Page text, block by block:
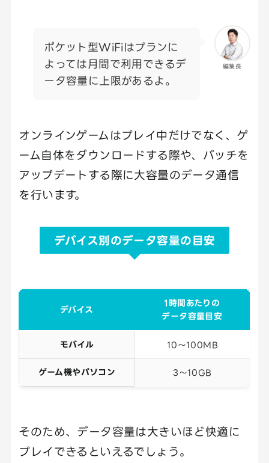
編集長
ポケット型WiFiはプランに
よっては月間で利用できるデ
ータ容量に上限があるよ。
オンラインゲームはプレイ中だけでなく、ゲ
ーム自体をダウンロードする際や、パッチを
アップデートする際に大容量のデータ通信
を行います。
デバイス別のデータ容量の目安
デバイス
1時間あたりの
データ容量目安
モバイル 10～100MB
ゲーム機やパソコン 3～10GB
そのため、データ容量は大きいほど快適に
プレイできるといえるでしょう。